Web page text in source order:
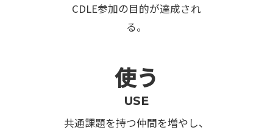
CDLE参加の目的が達成され
る。
使う
USE
共通課題を持つ仲間を増やし、